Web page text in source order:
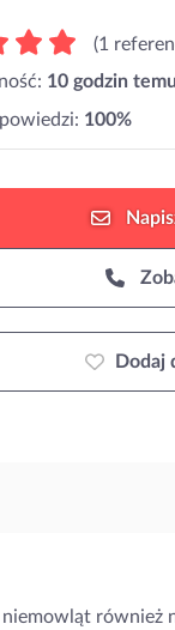
(1
10 godzin temu
100%
Dodaj
również